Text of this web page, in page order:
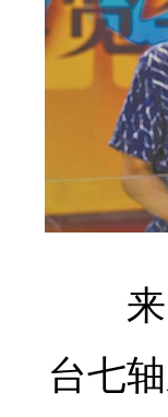
台七